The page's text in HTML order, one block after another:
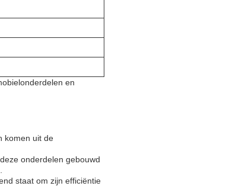
en
komen uit de
onderdelen gebouwd
staat om zijn efficiëntie